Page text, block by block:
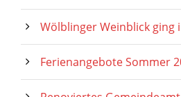
Wölblinger Weinblick ging
Ferienangebote Sommer